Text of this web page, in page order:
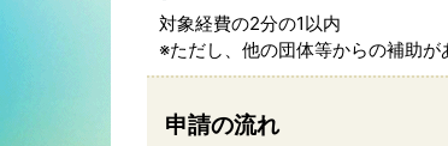
対象経費の2分の1以内
※ただし、他の団体等からの補助
申請の流れ